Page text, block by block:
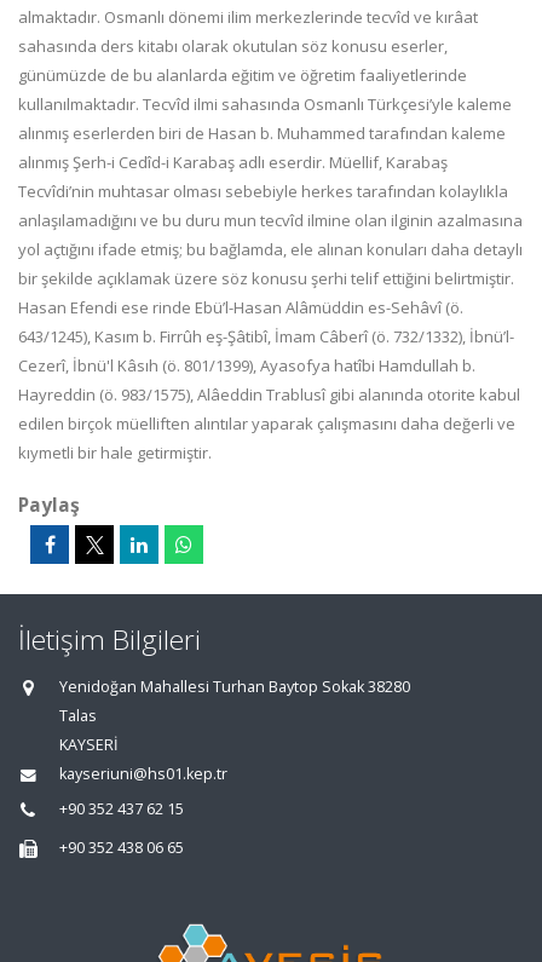
almaktadır. Osmanlı dönemi ilim merkezlerinde tecvîd ve kırâat
sahasında ders kitabı olarak okutulan söz konusu eserler,
günümüzde de bu alanlarda eğitim ve öğretim faaliyetlerinde
kullanılmaktadır. Tecvîd ilmi sahasında Osmanlı Türkçesi’yle kaleme
alınmış eserlerden biri de Hasan b. Muhammed tarafından kaleme
alınmış Şerh-i Cedîd-i Karabaş adlı eserdir. Müellif, Karabaş
Tecvîdi’nin muhtasar olması sebebiyle herkes tarafından kolaylıkla
anlaşılamadığını ve bu duru mun tecvîd ilmine olan ilginin azalmasına
yol açtığını ifade etmiş; bu bağlamda, ele alınan konuları daha detaylı
bir şekilde açıklamak üzere söz konusu şerhi telif ettiğini belirtmiştir.
Hasan Efendi ese rinde Ebü’l-Hasan Alâmüddin es-Sehâvî (ö.
643/1245), Kasım b. Firrûh eş-Şâtibî, İmam Câberî (ö. 732/1332), İbnü’l-
Cezerî, İbnü'l Kâsıh (ö. 801/1399), Ayasofya hatîbi Hamdullah b.
Hayreddin (ö. 983/1575), Alâeddin Trablusî gibi alanında otorite kabul
edilen birçok müelliften alıntılar yaparak çalışmasını daha değerli ve
kıymetli bir hale getirmiştir.
Paylaş
İletişim Bilgileri
Yenidoğan Mahallesi Turhan Baytop Sokak 38280
Talas
KAYSERİ
kayseriuni@hs01.kep.tr
+90 352 437 62 15
+90 352 438 06 65